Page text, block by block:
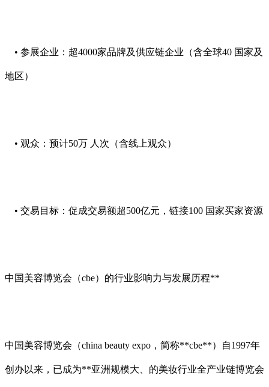
• 参展企业：超4000家品牌及供应链企业（含全球40 国家及
地区）
• 观众：预计50万 人次（含线上观众）
• 交易目标：促成交易额超500亿元，链接100 国家买家资源
中国美容博览会（cbe）的行业影响力与发展历程**
中国美容博览会（china beauty expo，简称**cbe**）自1997年
创办以来，已成为**亚洲规模大、的美妆行业全产业链博览会